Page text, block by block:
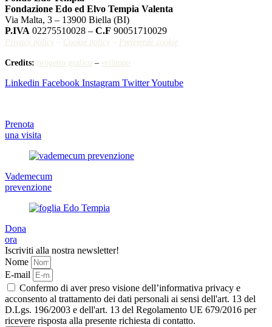
Fondazione Edo ed Elvo Tempia Valenta
Via Malta, 3 – 13900 Biella (BI)
P.IVA 02275510028 – C.F 90051710029
Privacy policy – Cookie policy – Preferenze cookie
Credits: progetto grafico – sviluppo
Linkedin Facebook Instagram TwitterYoutube
Prenota
una visita
Vademecum
prevenzione
Dona
ora
Iscriviti alla nostra newsletter!
Nome
E-mail
Confermo di aver preso visione dell’informativa privacy e
acconsento al trattamento dei dati personali ai sensi dell'art. 13 del
D.Lgs. 196/2003 e dell'art. 13 del Regolamento UE 679/2016 per
ricevere risposta alla presente richiesta di contatto.